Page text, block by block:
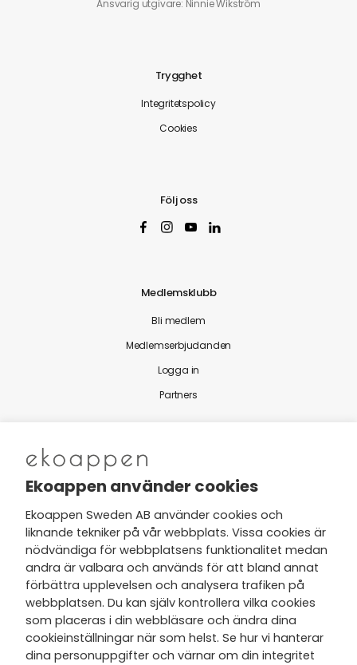
Ansvarig utgivare: Ninnie Wikström
Trygghet
Integritetspolicy
Cookies
Följ oss
Medlemsklubb
Bli medlem
Medlemserbjudanden
Logga in
Partners
Nytt från Ekoappen
Jag har tagit del av Ekoappens
personuppgifts- och
integritetspolicyoch tar gärna del
av nyheter, hälsotips och exklusiva
erbjudanden via min e-post.
Ekoappen använder cookies
Ekoappen Sweden AB använder cookies och
liknande tekniker på vår webbplats. Vissa cookies är
nödvändiga för webbplatsens funktionalitet medan
andra är valbara och används för att bland annat
förbättra upplevelsen och analysera trafiken på
webbplatsen. Du kan själv kontrollera vilka cookies
som placeras i din webbläsare och ändra dina
cookieinställningar när som helst. Se hur vi hanterar
dina personuppgifter och värnar om din integritet